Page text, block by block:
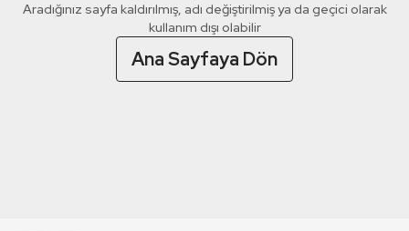
Aradığınız sayfa kaldırılmış, adı değiştirilmiş ya da geçici olarak
kullanım dışı olabilir
Ana Sayfaya Dön